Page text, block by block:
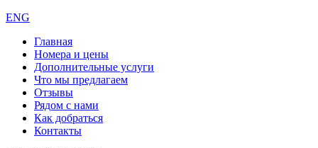
ENG
Главная
Номера и цены
Дополнительные услуги
Что мы предлагаем
Отзывы
Рядом с нами
Как добраться
Контакты